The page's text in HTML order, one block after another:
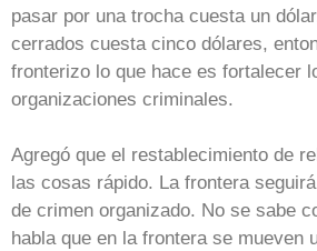
pasar por una trocha cuesta un
cerrados cuesta cinco dólares,
fronterizo lo que hace es fortalecer
organizaciones criminales.
Agregó que el restablecimiento de
las cosas rápido. La frontera
de crimen organizado. No se sabe
habla que en la frontera se mueven